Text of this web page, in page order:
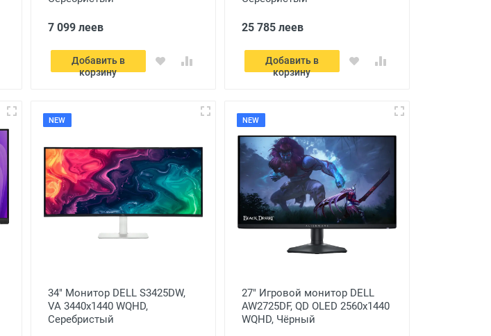
7 099 леев
Добавить в
корзину
25 785 леев
Добавить в
корзину
NEW
34" Монитор DELL S3425DW,
VA 3440x1440 WQHD,
Серебристый
NEW
27" Игровой монитор DELL
AW2725DF, QD OLED 2560x1440
WQHD, Чёрный